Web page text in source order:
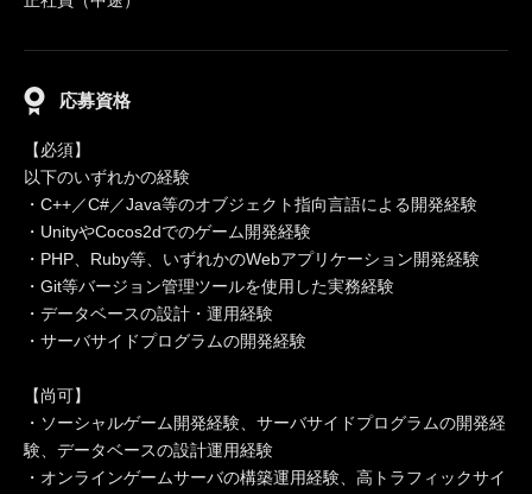
応募資格
【必須】
以下のいずれかの経験
・C++／C#／Java等のオブジェクト指向言語による開発経験
・UnityやCocos2dでのゲーム開発経験
・PHP、Ruby等、いずれかのWebアプリケーション開発経験
・Git等バージョン管理ツールを使用した実務経験
・データベースの設計・運用経験
・サーバサイドプログラムの開発経験
【尚可】
・ソーシャルゲーム開発経験、サーバサイドプログラムの開発経
験、データベースの設計運用経験
・オンラインゲームサーバの構築運用経験、高トラフィックサイ